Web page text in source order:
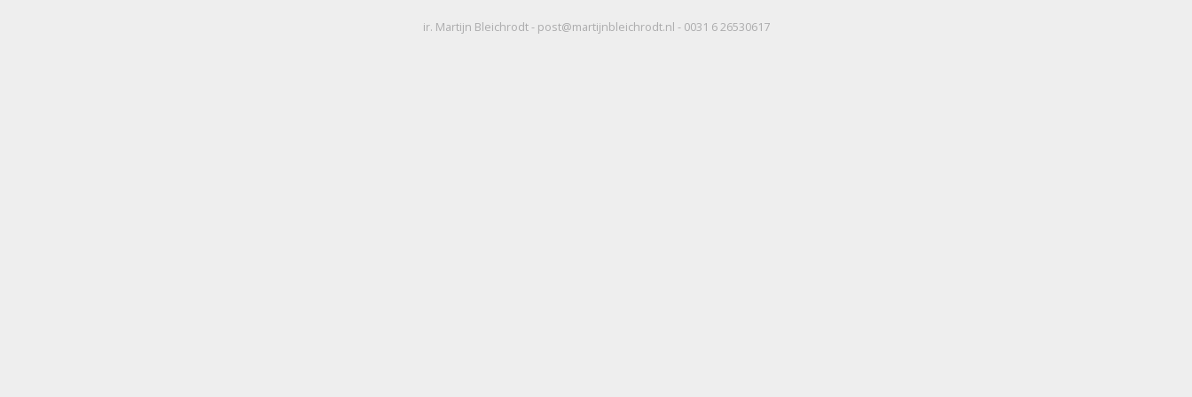
ir. Martijn Bleichrodt - post@martijnbleichrodt.nl - 0031 6 26530617